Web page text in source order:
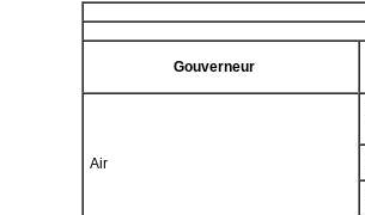
Gouverneur
Air